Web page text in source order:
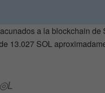
a la blockchain de
13.027 SOL